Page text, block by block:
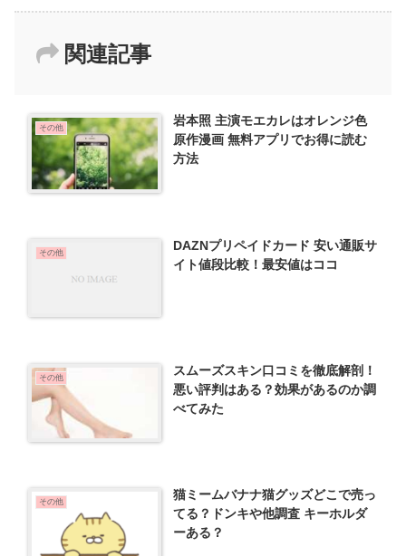
関連記事
その他
岩本照 主演モエカレはオレンジ色
原作漫画 無料アプリでお得に読む
方法
その他
DAZNプリペイドカード 安い通販サ
イト値段比較！最安値はココ
その他
スムーズスキン口コミを徹底解剖！
悪い評判はある？効果があるのか調
べてみた
その他
猫ミームバナナ猫グッズどこで売っ
てる？ドンキや他調査 キーホルダ
ーある？